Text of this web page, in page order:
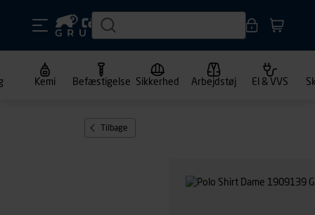
Kemi Befæstigelse Sikkerhed Arbejdstøj El & VVS
Tilbage